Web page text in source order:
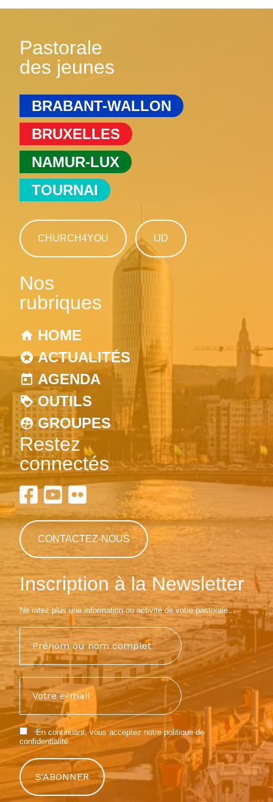
Pastorale
des jeunes
BRABANT-WALLON
BRUXELLES
NAMUR-LUX
TOURNAI
CHURCH4YOU IJD
Nos
rubriques
HOME
ACTUALITÉS
AGENDA
OUTILS
GROUPES
Restez
connectés
CONTACTEZ-NOUS
Inscription à la Newsletter
Ne ratez plus une information ou activité de votre pastorale...
En continuant, vous acceptez notre politique de
confidentialité